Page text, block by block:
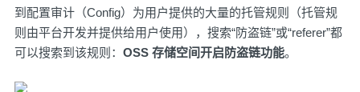
到 配置审计（Config） 为用户提供的大量的托管规则（托管规
则由平台开发并提供给用户使用），搜索“防盗链”或“referer”都
可以搜索到该规则： OSS 存储空间开启防盗链功能。